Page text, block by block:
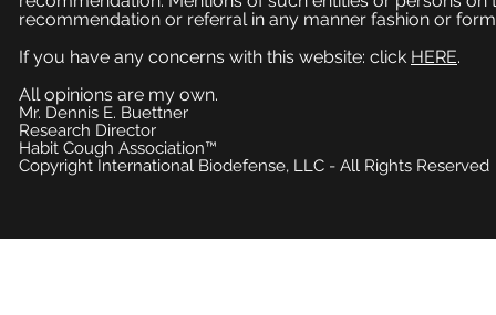
recommendation or referral in any manner fashion or
If you have any concerns with this website: click HERE.
All opinions are my own.
Mr. Dennis E. Buettner
Research Director
Habit Cough Association™
Copyright International Biodefense, LLC - All Rights Reserved